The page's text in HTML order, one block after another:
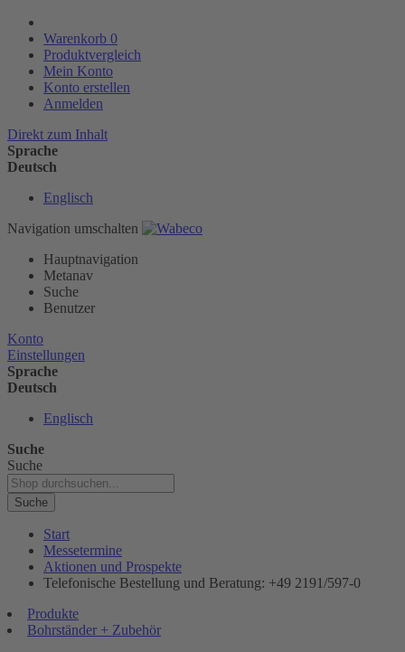
Warenkorb 0
Produktvergleich
Mein Konto
Konto erstellen
Anmelden
Direkt zum Inhalt
Sprache
Deutsch
Englisch
Navigation umschalten
Hauptnavigation
Metanav
Suche
Benutzer
Konto
Einstellungen
Sprache
Deutsch
Englisch
Suche
Suche
Suche
Start
Messetermine
Aktionen und Prospekte
Telefonische Bestellung und Beratung: +49 2191/597-0
Produkte
Bohrständer + Zubehör